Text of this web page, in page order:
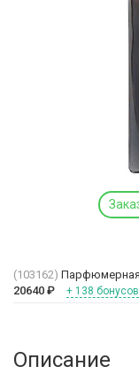
(103162)
20640 ₽ + 138 бонусов
Описание